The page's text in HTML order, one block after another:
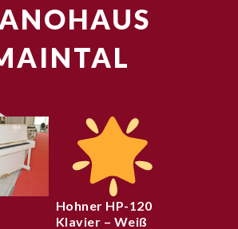
Hohner HP-120
Klavier – Weiß